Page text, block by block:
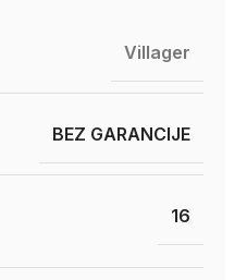
Villager
BEZ GARANCIJE
16